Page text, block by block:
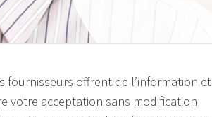
fournisseurs offrent de l’information et
votre acceptation sans modification